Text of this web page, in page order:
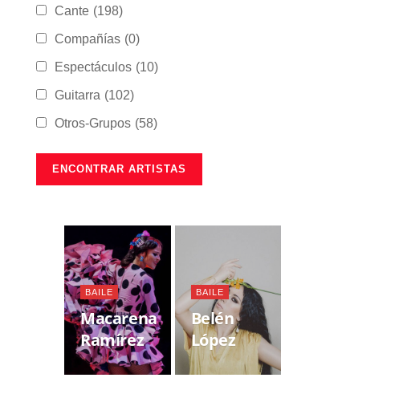
Cante (198)
Compañías (0)
Espectáculos (10)
Guitarra (102)
Otros-Grupos (58)
BAILE
Macarena
Ramírez
BAILE
Belén
López